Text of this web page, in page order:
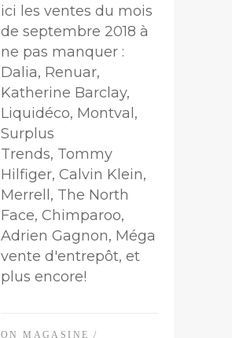
ici les ventes du mois
de septembre 2018 à
ne pas manquer :
Dalia, Renuar,
Katherine Barclay,
Liquidéco, Montval,
Surplus
Trends, Tommy
Hilfiger, Calvin Klein,
Merrell, The North
Face, Chimparoo,
Adrien Gagnon, Méga
vente d'entrepôt, et
plus encore!
ON MAGASINE /